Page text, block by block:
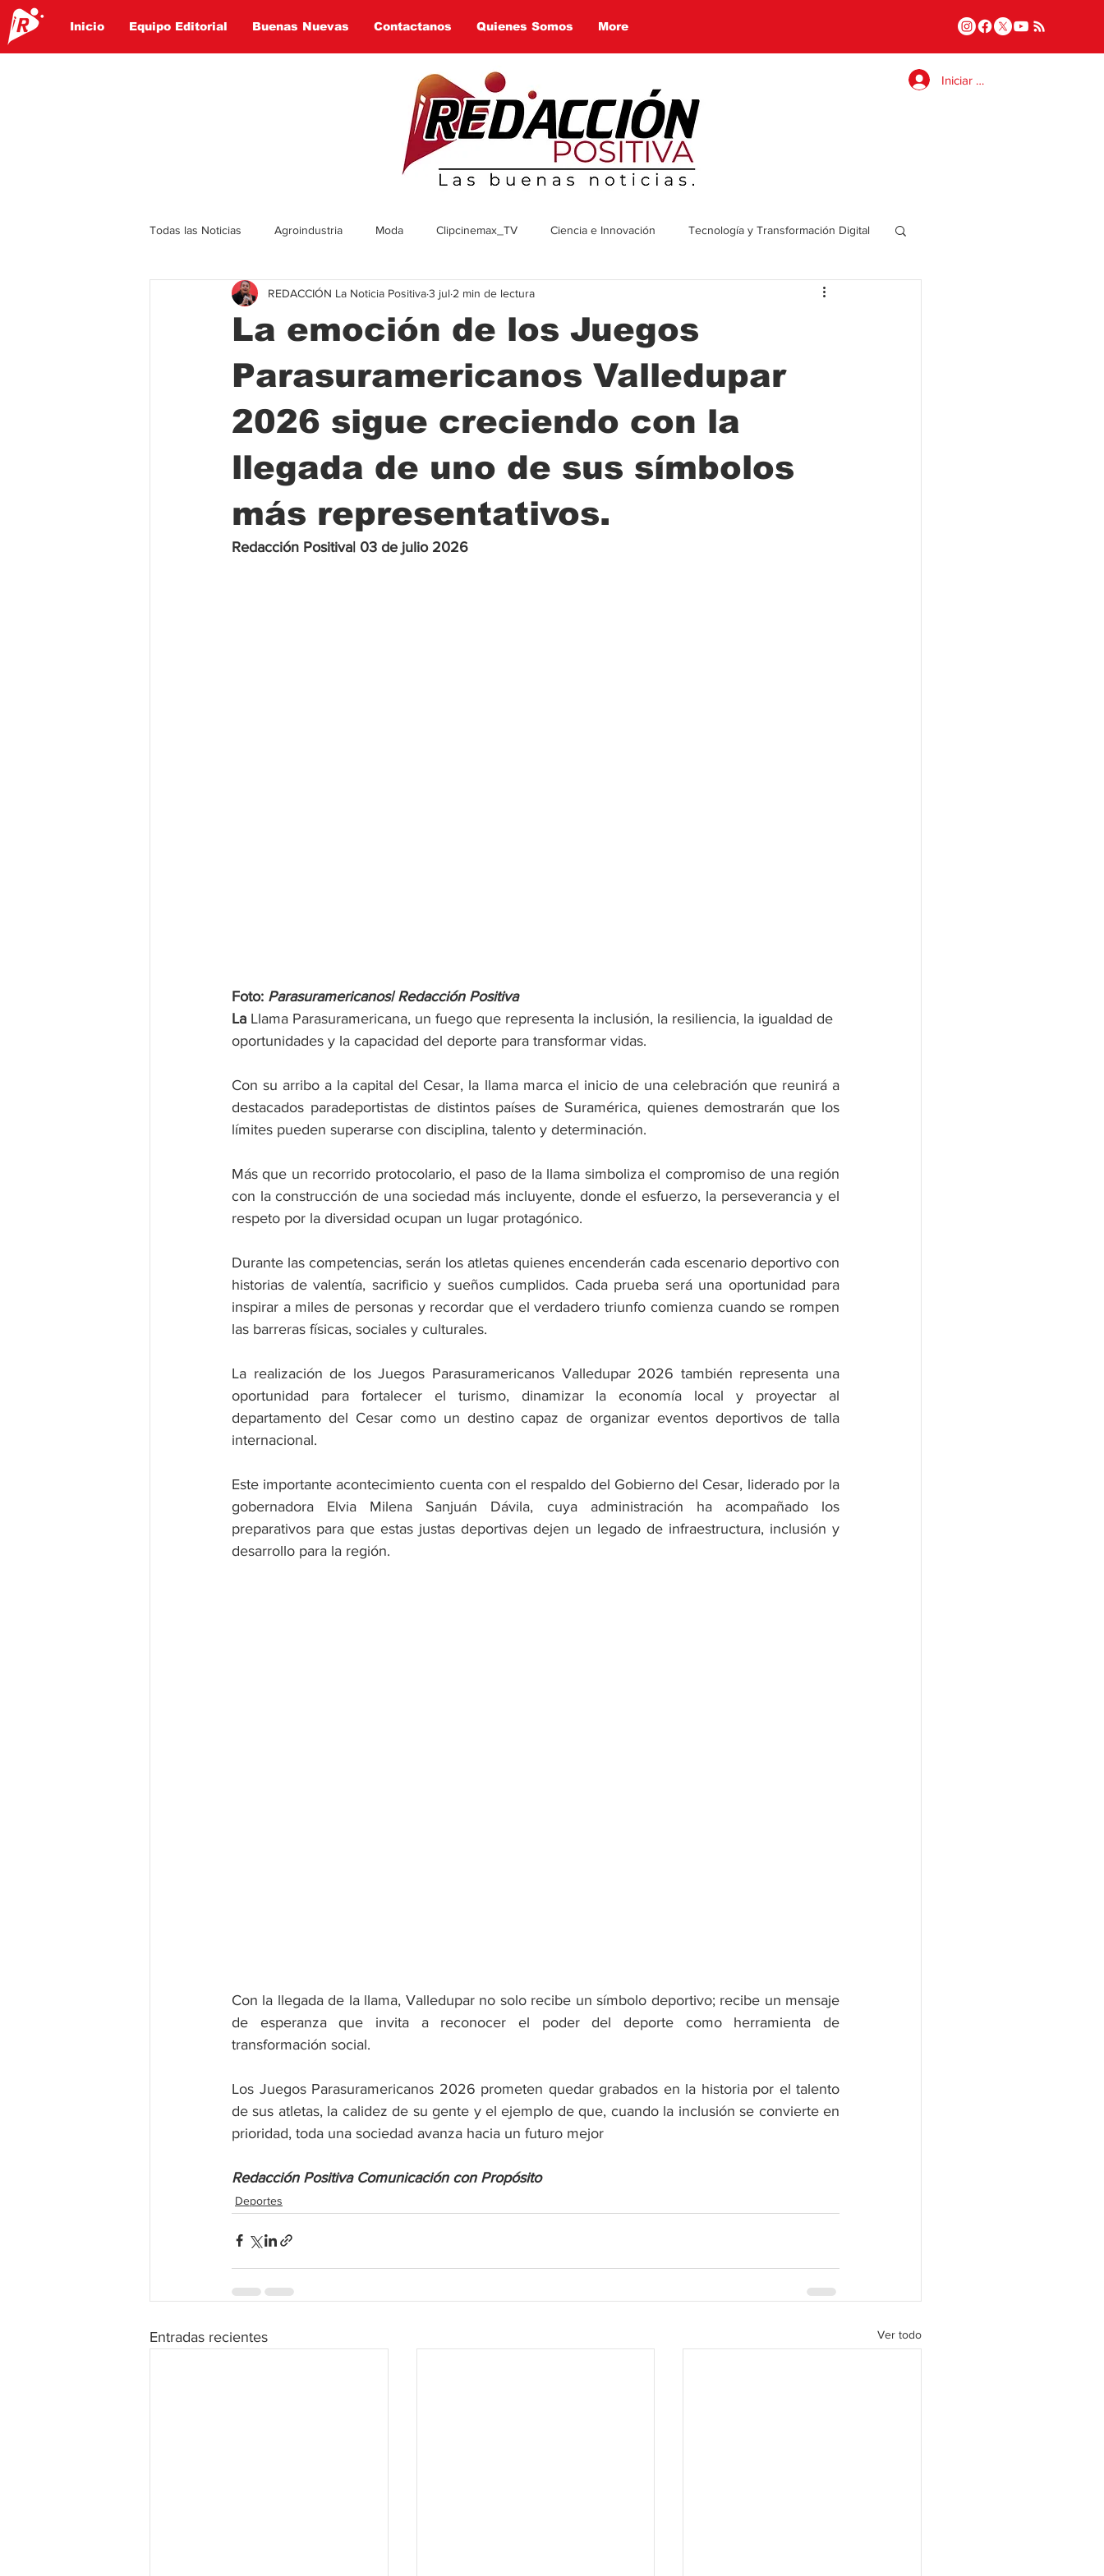
Inicio Equipo Editorial Buenas Nuevas Contactanos Quienes Somos More
Iniciar sesión
Todas las Noticias Agroindustria Moda Clipcinemax_TV Ciencia e Innovación Tecnología y Transformación Digital
Politica Entretenimiento Deportes Tecnologia
Educación Economía Arte Social Farandula
Regional Educación Ciencia Transporte Municipal Actualidad
La emoción de los Juegos
Parasuramericanos Valledupar
2026 sigue creciendo con la
llegada de uno de sus símbolos
más representativos.
REDACCIÓN La Noticia Positiva3 jul 2 min de lectura
Redacción Positiva| 03 de julio 2026
Foto: Parasuramericanos| Redacción Positiva
La Llama Parasuramericana, un fuego que representa la inclusión, la resiliencia, la igualdad de
oportunidades y la capacidad del deporte para transformar vidas.
Con su arribo a la capital del Cesar, la llama marca el inicio de una celebración que reunirá a
destacados paradeportistas de distintos países de Suramérica, quienes demostrarán que los
límites pueden superarse con disciplina, talento y determinación.
Más que un recorrido protocolario, el paso de la llama simboliza el compromiso de una región
con la construcción de una sociedad más incluyente, donde el esfuerzo, la perseverancia y el
respeto por la diversidad ocupan un lugar protagónico.
Durante las competencias, serán los atletas quienes encenderán cada escenario deportivo con
historias de valentía, sacrificio y sueños cumplidos. Cada prueba será una oportunidad para
inspirar a miles de personas y recordar que el verdadero triunfo comienza cuando se rompen
las barreras físicas, sociales y culturales.
La realización de los Juegos Parasuramericanos Valledupar 2026 también representa una
oportunidad para fortalecer el turismo, dinamizar la economía local y proyectar al
departamento del Cesar como un destino capaz de organizar eventos deportivos de talla
internacional.
Este importante acontecimiento cuenta con el respaldo del Gobierno del Cesar, liderado por la
gobernadora Elvia Milena Sanjuán Dávila, cuya administración ha acompañado los
preparativos para que estas justas deportivas dejen un legado de infraestructura, inclusión y
desarrollo para la región.
Con la llegada de la llama, Valledupar no solo recibe un símbolo deportivo; recibe un mensaje
de esperanza que invita a reconocer el poder del deporte como herramienta de
transformación social.
Los Juegos Parasuramericanos 2026 prometen quedar grabados en la historia por el talento
de sus atletas, la calidez de su gente y el ejemplo de que, cuando la inclusión se convierte en
prioridad, toda una sociedad avanza hacia un futuro mejor
Redacción Positiva Comunicación con Propósito
Deportes
Entradas recientes Ver todo